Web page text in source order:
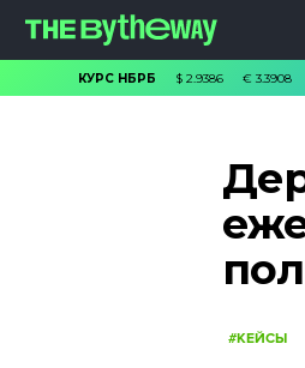
КУРС НБРБ $2.9386 € 3.3908
#КЕЙСЫ